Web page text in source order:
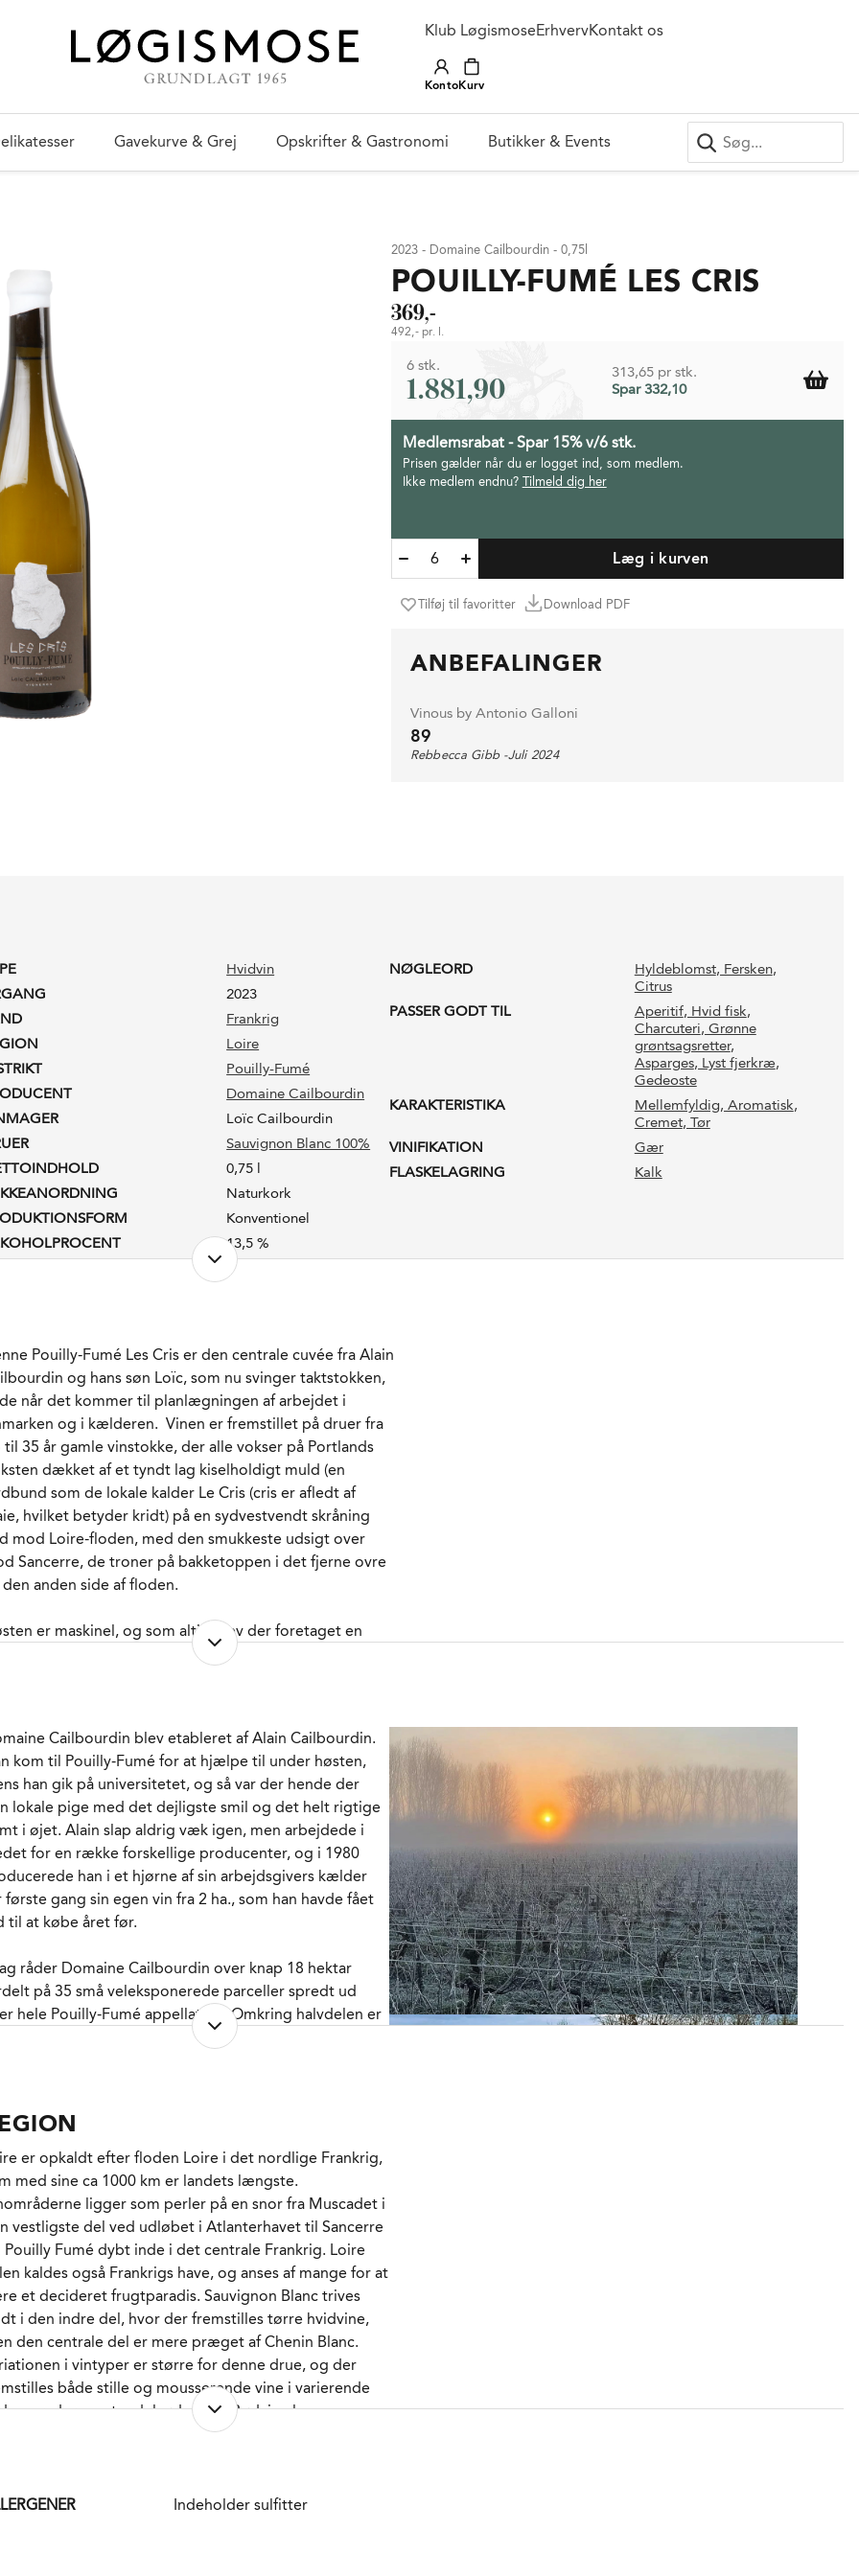
Klub LøgismoseErhvervKontakt os
KontoKurv
Gavekurve & Grej Opskrifter & Gastronomi Butikker & Events
2023 - Domaine Cailbourdin - 0,75l
POUILLY-FUMÉ LES CRIS
369,-
492,- pr. l.
6 stk.
1.881,90
313,65 pr stk.
Spar 332,10
Medlemsrabat - Spar 15% v/6 stk.
Prisen gælder når du er logget ind, som medlem.
Ikke medlem endnu? Tilmeld dig her
Læg i kurven
Tilføj til favoritter Download PDF
ANBEFALINGER
Vinous by Antonio Galloni
89
Rebbecca Gibb -Juli 2024
Hvidvin
2023
Frankrig
Loire
Pouilly-Fumé
Domaine Cailbourdin
Loïc Cailbourdin
Sauvignon Blanc 100%
0,75 l
Naturkork
Konventionel
13,5 %
0,93 g/l
HOLDBARHED
4-5 år fra høståret.
TEMPERATUR
Flaske (75 cl)
300240
NØGLEORD Hyldeblomst, Fersken,
Citrus
PASSER GODT TIL
Aperitif, Hvid fisk,
Charcuteri, Grønne
grøntsagsretter,
Asparges, Lyst fjerkræ,
Gedeoste
KARAKTERISTIKA
Mellemfyldig, Aromatisk,
Cremet, Tør
VINIFIKATION
Gær
FLASKELAGRING
Kalk
Pouilly-Fumé Les Cris er den centrale cuvée fra Alain
og hans søn Loïc, som nu svinger taktstokken,
når det kommer til planlægningen af arbejdet i
og i kælderen. Vinen er fremstillet på druer fra
til 35 år gamle vinstokke, der alle vokser på Portlands
dækket af et tyndt lag kiselholdigt muld (en
som de lokale kalder Le Cris (cris er afledt af
hvilket betyder kridt) på en sydvestvendt skråning
mod Loire-floden, med den smukkeste udsigt over
Sancerre, de troner på bakketoppen i det fjerne ovre
den anden side af floden.
er maskinel, og som altid blev der foretaget en
ved ankomsten til vineriet. Herefter blev alle
derimod med direkte alkoholisk gæring uden
gærstammer i rustfrit stål. Vinen modner i 8
hvor bundfaldet de første 6 regelmæssigt fedtes
i vinen for at forøge det mineralske aftryk. Herefter
den endelige cuvée, som filtreres inden
tappes på flaske.
mild cremet men stadig elegant Sauvignon Blanc, med
af hvide blomster, ferskner, stikkelsbær, akacie og
netop tilstrækkelig syrlighed og salt mineralitet til sidst.
og fyldigere end mange af vinene fra Sancerre.
og skaldyr er en selvfølgelighed her. Gerne helt
og læskende elementer gør dem også
som aperitif.
Cailbourdin blev etableret af Alain Cailbourdin.
kom til Pouilly-Fumé for at hjælpe til under høsten,
han gik på universitetet, og så var der hende der
lokale pige med det dejligste smil og det helt rigtige
i øjet. Alain slap aldrig væk igen, men arbejdede i
for en række forskellige producenter, og i 1980
han i et hjørne af sin arbejdsgivers kælder
første gang sin egen vin fra 2 ha., som han havde fået
til at købe året før.
råder Domaine Cailbourdin over knap 18 hektar
på 35 små veleksponerede parceller spredt ud
hele Pouilly-Fumé appellation. Omkring halvdelen er
vinstokke plantet i 1960'erne eller tidligere og den
tilhører den yngre generation af vinmagere, som er
til kvalitet, og ikke bare store mængder af vin.
er lave, metoderne er traditionelle og så er
en "terroirist", der tror på, at arbejdes skal gøres i
og at vinene siden skal fremstilles med et
af manipulation, så de får lov til at udtrykke
de unikke karakteristika, som årgangen,
og især jordbunden bidrager med.
franske medier har vinene fra Domaine Cailbourdin
placeret blandt de bedste i Pouilly-Fumé i mere end
år, og også de engelsktalende guider blev tidligt
stemte. For eksempel noterede en ung Robert
dengang han stadig selv dækkede Loire, at Alain
som en "Great Loire Producer", lige siden de
er opkaldt efter floden Loire i det nordlige Frankrig,
med sine ca 1000 km er landets længste.
ligger som perler på en snor fra Muscadet i
vestligste del ved udløbet i Atlanterhavet til Sancerre
Pouilly Fumé dybt inde i det centrale Frankrig. Loire
kaldes også Frankrigs have, og anses af mange for at
et decideret frugtparadis. Sauvignon Blanc trives
i den indre del, hvor der fremstilles tørre hvidvine,
den centrale del er mere præget af Chenin Blanc.
i vintyper er større for denne drue, og der
både stille og mousserende vine i varierende
samt ædelsøde vine. Rødvine laves
af Cabernet Franc men også Pinot Noir samt
Indeholder sulfitter